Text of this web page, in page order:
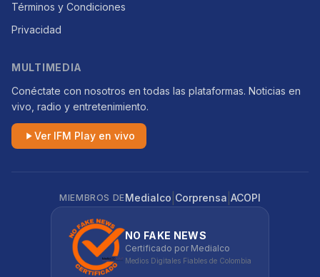
Términos y Condiciones
Privacidad
MULTIMEDIA
Conéctate con nosotros en todas las plataformas. Noticias en
vivo, radio y entretenimiento.
Ver IFM Play en vivo
MIEMBROS DEMedialco Corprensa ACOPI
NO FAKE NEWS
Certificado por Medialco
Medios Digitales Fiables de Colombia